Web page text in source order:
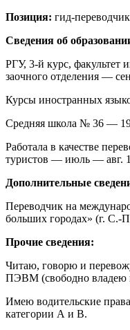
Позиция: гид-
Сведения об
РГУ, 3-й курс, факультет
заочного отделения —
Курсы иностранных
Средняя школа № 36 —
Работала в качестве
туристов — июль — авг.
Дополнительные
Переводчик на
больших городах» (г. С.-
Прочие сведения:
Читаю, говорю и
ПЭВМ (свободно владею
Имею водительские
категории А и В.